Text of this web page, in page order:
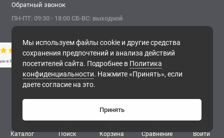
Каталог Поиск Корзина
0
Сравнение
Войти
Мы используем файлы cookie и другие средства
сохранения предпочтений и анализа действий
посетителей сайта. Подробнее в Политика
конфиденциальности. Нажмите «Принять», если
даете согласие на это.
Принять
Обратный звонок
ПН-ПТ: 09:30 - 18:00 СБ-ВС: выходной
Фирма ТОНЭКО. Интернет-магазин строительных
материалов.